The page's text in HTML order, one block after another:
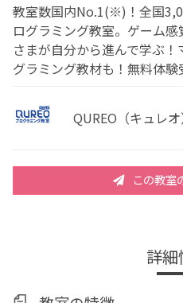
教室数国内No.1(※)！全国
ログラミング教室。ゲーム
さまが自分から進んで学ぶ
グラミング教材も！無料体験
QUREO（キュレ
この教室
詳細